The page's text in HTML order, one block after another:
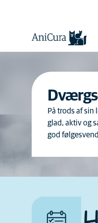
På trods af
glad, aktiv og
god
børns adfærd